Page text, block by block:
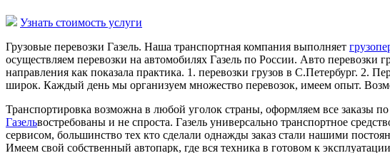
Узнать стоимость услуги
Грузовые перевозки Газель. Наша транспортная компания выполняет
осуществляем перевозки на автомобилях Газель по России. Авто перевозки
направления как показала практика. 1. перевозки грузов в С.Петербург. 2.
широк. Каждый день мы организуем множество перевозок, имеем опыт.
Транспортировка возможна в любой уголок страны, оформляем все заказы
Газельвостребованы и не спроста. Газель универсально транспортное
сервисом, большинство тех кто сделали однажды заказ стали нашими
Имеем свой собственный автопарк, где вся техника в готовом к